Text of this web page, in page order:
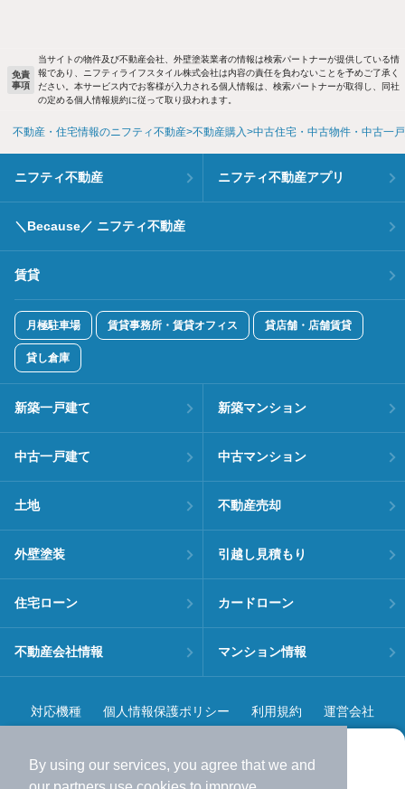
By using our services, you agree that we and
より使いやすくなった
免責
事項
当サイトの物件及び不動産会社、外壁塗装業者の情報は検索パートナーが提供している情
報であり、ニフティライフスタイル株式会社は内容の責任を負わないことを予めご了承く
ださい。本サービス内でお客様が入力される個人情報は、検索パートナーが取得し、同社
の定める個人情報規約に従って取り扱われます。
不動産・住宅情報のニフティ不動産 不動産購入 中古住宅・中古物件・中古一
ニフティ不動産 ニフティ不動産アプリ
＼Because／ ニフティ不動産
賃貸
月極駐車場 賃貸事務所・賃貸オフィス 貸店舗・店舗賃貸
貸し倉庫
新築一戸建て 新築マンション
中古一戸建て 中古マンション
土地 不動産売却
外壁塗装 引越し見積もり
住宅ローン カードローン
不動産会社情報 マンション情報
対応機種 個人情報保護ポリシー 利用規約 運営会社